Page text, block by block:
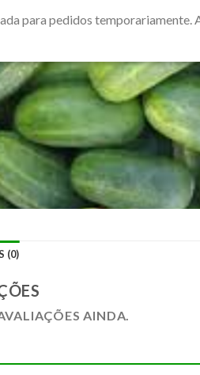
(0)
AINDA.
para pedidos temporariamente.